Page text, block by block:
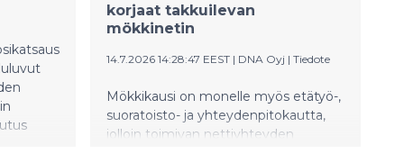
korjaat takkuilevan
mökkinetin
14.7.2026 14:28:47 EEST | DNA Oyj | Tiedote
Mökkikausi on monelle myös etätyö-,
suoratoisto- ja yhteydenpitokautta,
jolloin toimivan nettiyhteyden